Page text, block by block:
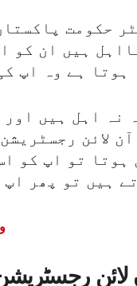
سینٹر
ہیں ان کو
ہوتا ہے وہ اپ
نہ اہل ہیں
لائن
ہوتا تو اپ کو
ہیں تو پھر